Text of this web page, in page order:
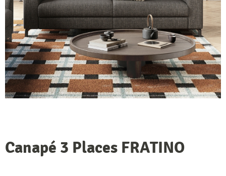
Canapé 3 Places FRATINO